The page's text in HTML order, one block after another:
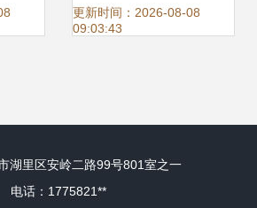
让 开发项目 驱动智慧
更新时间：2026-08-08
09:03:43
湖里区安岭二路99号801室之一
电话：1775821**